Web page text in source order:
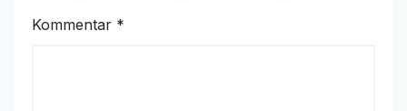
Kommentar *